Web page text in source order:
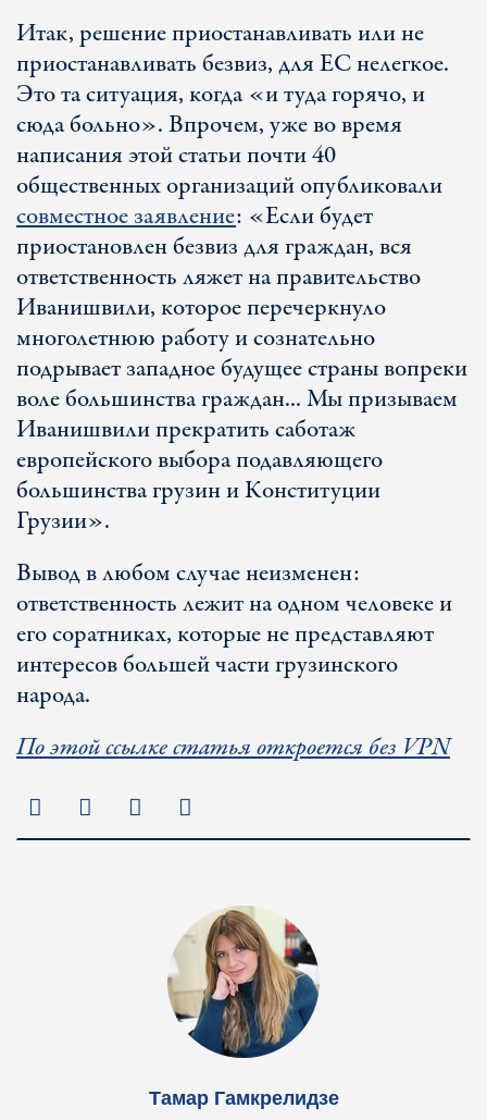
Итак, решение приостанавливать или не
приостанавливать безвиз, для ЕС нелегкое.
Это та ситуация, когда «и туда горячо, и
сюда больно». Впрочем, уже во время
написания этой статьи почти 40
общественных организаций опубликовали
совместное заявление: «Если будет
приостановлен безвиз для граждан, вся
ответственность ляжет на правительство
Иванишвили, которое перечеркнуло
многолетнюю работу и сознательно
подрывает западное будущее страны вопреки
воле большинства граждан... Мы призываем
Иванишвили прекратить саботаж
европейского выбора подавляющего
большинства грузин и Конституции
Грузии».
Вывод в любом случае неизменен:
ответственность лежит на одном человеке и
его соратниках, которые не представляют
интересов большей части грузинского
народа.
По этой ссылке статья откроется без VPN
Тамар Гамкрелидзе